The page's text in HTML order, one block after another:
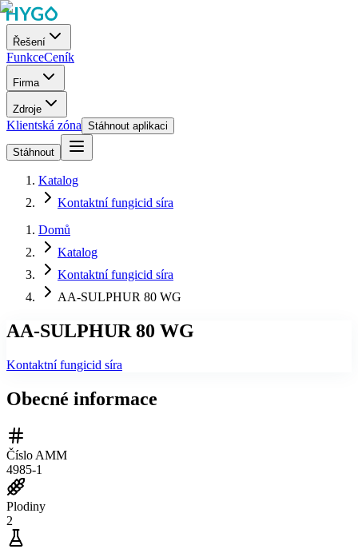
Řešení
FunkceCeník
Firma
Zdroje
Klientská zóna Stáhnout aplikaci
Stáhnout
Katalog
Kontaktní fungicid síra
Domů
Katalog
Kontaktní fungicid síra
AA-SULPHUR 80 WG
AA-SULPHUR 80 WG
Kontaktní fungicid síra
Obecné informace
Číslo AMM
4985-1
Plodiny
2